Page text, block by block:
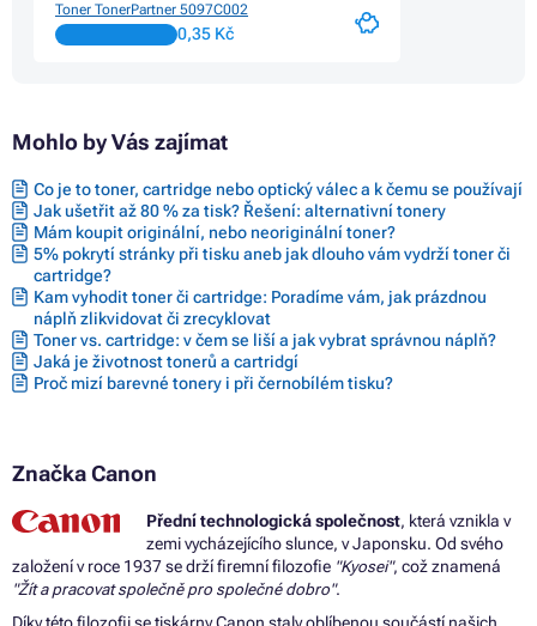
Toner TonerPartner 5097C002
0,35 Kč
Mohlo by Vás zajímat
Co je to toner, cartridge nebo optický válec a k čemu se používají
Jak ušetřit až 80 % za tisk? Řešení: alternativní tonery
Mám koupit originální, nebo neoriginální toner?
5% pokrytí stránky při tisku aneb jak dlouho vám vydrží toner či
cartridge?
Kam vyhodit toner či cartridge: Poradíme vám, jak prázdnou
náplň zlikvidovat či zrecyklovat
Toner vs. cartridge: v čem se liší a jak vybrat správnou náplň?
Jaká je životnost tonerů a cartridgí
Proč mizí barevné tonery i při černobílém tisku?
Značka Canon
Přední technologická společnost, která vznikla v
zemi vycházejícího slunce, v Japonsku. Od svého
založení v roce 1937 se drží firemní filozofie "Kyosei", což znamená
"Žít a pracovat společně pro společné dobro".